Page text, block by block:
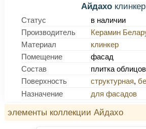
Айдахо клинкер
Статус
в наличии
Производитель
Керамин
Материал
клинкер
Помещение
фасад
Состав
плитка
Поверхность
структурная,
Назначение
для фасадов
элементы коллекции Айдахо